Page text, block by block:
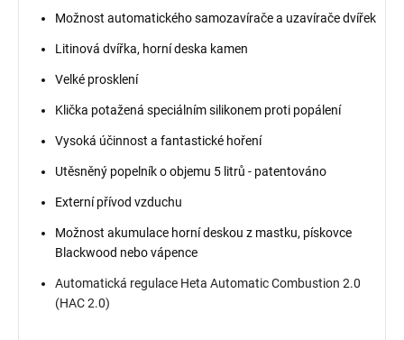
Možnost automatického samozavírače a uzavírače dvířek
Litinová dvířka, horní deska kamen
Velké prosklení
Klička potažená speciálním silikonem proti popálení
Vysoká účinnost a fantastické hoření
Utěsněný popelník o objemu 5 litrů - patentováno
Externí přívod vzduchu
Možnost akumulace horní deskou z mastku, pískovce
Blackwood nebo vápence
Automatická regulace Heta Automatic Combustion 2.0
(HAC 2.0)